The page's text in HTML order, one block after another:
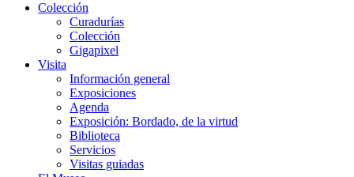
Colección
Curadurías
Colección
Gigapixel
Visita
Información general
Exposiciones
Agenda
Exposición: Bordado, de la virtud
Biblioteca
Servicios
Visitas guiadas